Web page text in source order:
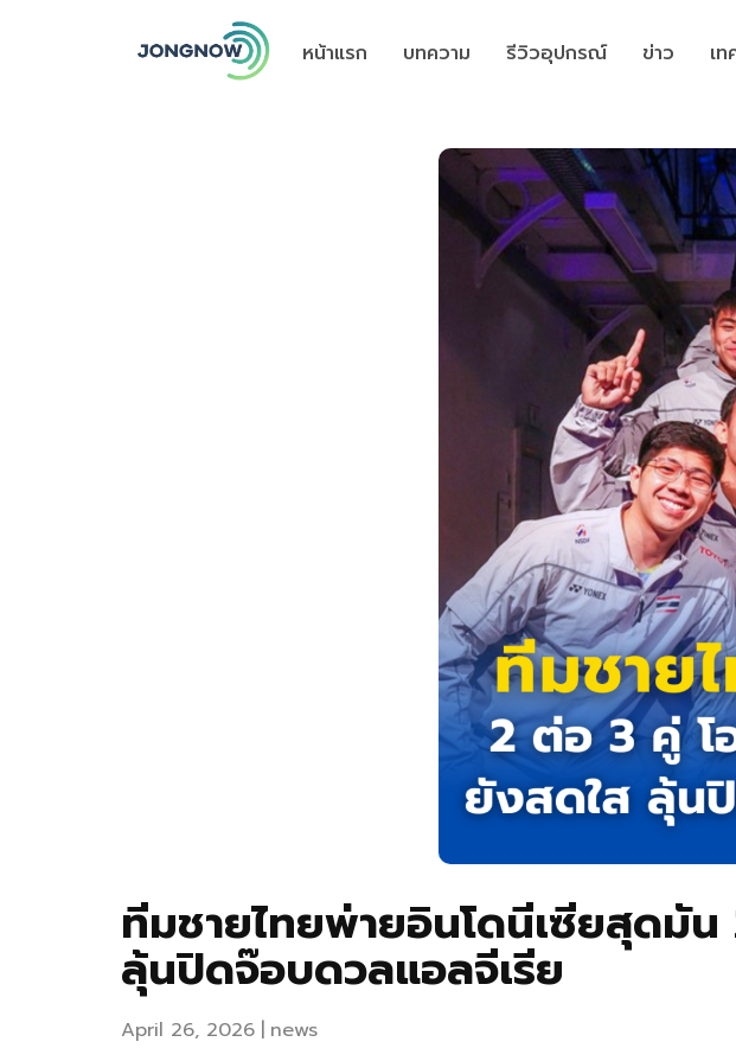
หน้าแรก บทความ รีวิวอุปกรณ์ ข่าว เ
ทีมชายไทยพ่ายอินโดนีเซียสุดมั
ลุ้นปิดจ๊อบดวลแอลจีเรีย
April 26, 2026 news